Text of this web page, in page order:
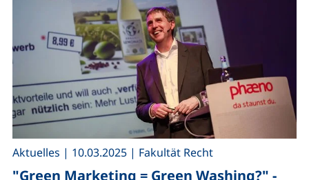
"Green Marketing = Green Washing?" -
Aktuelles | 10.03.2025 | Fakultät Recht